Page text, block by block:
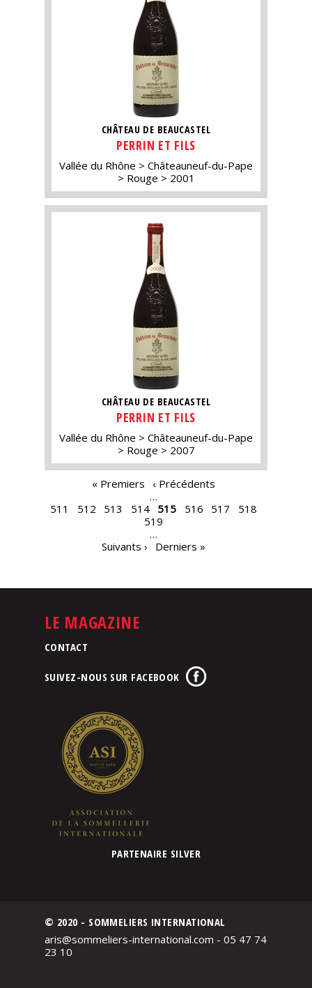
CHÂTEAU DE BEAUCASTEL
PERRIN ET FILS
Vallée du Rhône
Châteauneuf-du-Pape
Rouge
2001
CHÂTEAU DE BEAUCASTEL
PERRIN ET FILS
Vallée du Rhône
Châteauneuf-du-Pape
Rouge
2007
« Premiers
‹ Précédents
…
511
512 513 514 515 516 517
518
519
…
Suivants ›
Derniers »
LE MAGAZINE
CONTACT
SUIVEZ-NOUS SUR FACEBOOK
PARTENAIRE SILVER
© 2020 - SOMMELIERS INTERNATIONAL
aris@sommeliers-international.com - 05 47 74
23 10